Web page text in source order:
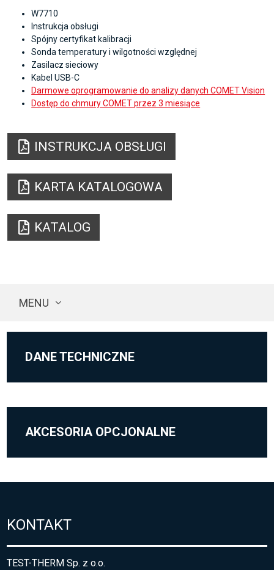
W7710
Instrukcja obsługi
Spójny certyfikat kalibracji
Sonda temperatury i wilgotności względnej
Zasilacz sieciowy
Kabel USB-C
Darmowe oprogramowanie do analizy danych COMET Vision
Dostęp do chmury COMET przez 3 miesiące
INSTRUKCJA OBSŁUGI
KARTA KATALOGOWA
KATALOG
MENU
DANE TECHNICZNE
AKCESORIA OPCJONALNE
KONTAKT
TEST-THERM Sp. z o.o.